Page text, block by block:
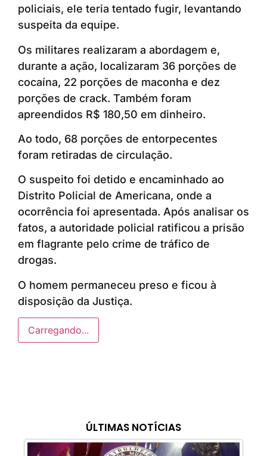
ÚLTIMAS NOTÍCIAS
policiais, ele teria tentado fugir, levantando
suspeita da equipe.
Os militares realizaram a abordagem e,
durante a ação, localizaram 36 porções de
cocaína, 22 porções de maconha e dez
porções de crack. Também foram
apreendidos R$ 180,50 em dinheiro.
Ao todo, 68 porções de entorpecentes
foram retiradas de circulação.
O suspeito foi detido e encaminhado ao
Distrito Policial de Americana, onde a
ocorrência foi apresentada. Após analisar os
fatos, a autoridade policial ratificou a prisão
em flagrante pelo crime de tráfico de
drogas.
O homem permaneceu preso e ficou à
disposição da Justiça.
Carregando...